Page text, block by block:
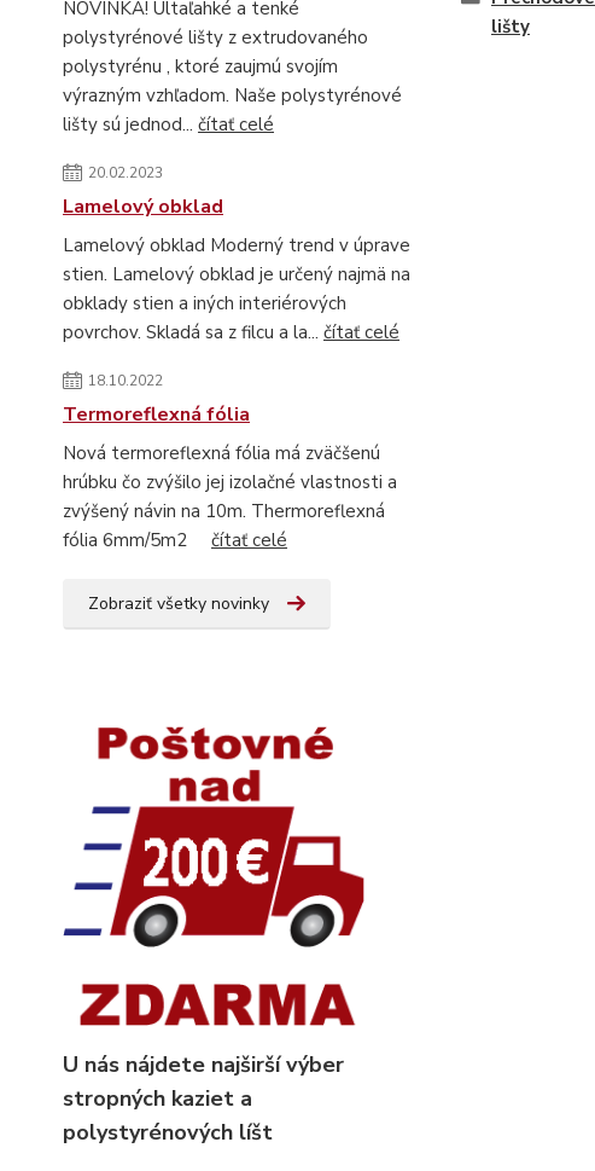
NOVINKA! Ultaľahké a tenké
polystyrénové lišty z extrudovaného
polystyrénu , ktoré zaujmú svojím
výrazným vzhľadom. Naše polystyrénové
lišty sú jednod... čítať celé
20.02.2023
Lamelový obklad
Lamelový obklad Moderný trend v úprave
stien. Lamelový obklad je určený najmä na
obklady stien a iných interiérových
povrchov. Skladá sa z filcu a la... čítať celé
18.10.2022
Termoreflexná fólia
Nová termoreflexná fólia má zväčšenú
hrúbku čo zvýšilo jej izolačné vlastnosti a
zvýšený návin na 10m. Thermoreflexná
fólia 6mm/5m2 čítať celé
Zobraziť všetky novinky
U nás nájdete najširší výber
stropných kaziet a
polystyrénových líšt
lišty